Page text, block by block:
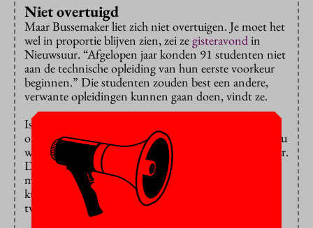
Niet overtuigd
Maar Bussemaker liet zich niet overtuigen. Je moet het
wel in proportie blijven zien, zei zegisteravondin
Nieuwsuur. “Afgelopen jaar konden 91 studenten niet
aan de technische opleiding van hun eerste voorkeur
beginnen.” Die studenten zouden best een andere,
verwante opleidingen kunnen gaan doen, vindt ze.
Is het niet wat wrang dat na jarenlange inspanningen
om meer techniekstudenten aan te trekken, de deur nu
wordt dichtgegooid, vroeg de presentatrice de minister.
Die herhaalde wat ze
eerderzei: zo’n studentenstop is
maar tijdelijk. “Het is een voorzorgsmaatregel: we
kunnen nu even niet de kwaliteit bieden, maar over
twee of drie jaar weer wel.”